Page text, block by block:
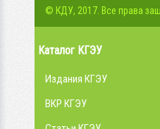
© КДУ, 2017. Все права
Каталог КГЭУ
Издания КГЭУ
ВКР КГЭУ